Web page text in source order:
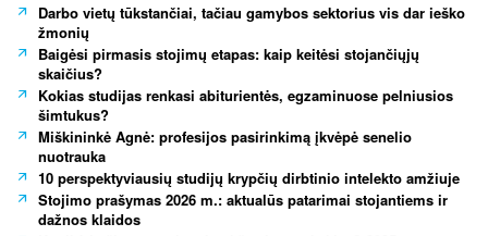
Darbo vietų tūkstančiai, tačiau gamybos sektorius vis dar ieško
žmonių
Baigėsi pirmasis stojimų etapas: kaip keitėsi stojančiųjų
skaičius?
Kokias studijas renkasi abiturientės, egzaminuose pelniusios
šimtukus?
Miškininkė Agnė: profesijos pasirinkimą įkvėpė senelio
nuotrauka
10 perspektyviausių studijų krypčių dirbtinio intelekto amžiuje
Stojimo prašymas 2026 m.: aktualūs patarimai stojantiems ir
dažnos klaidos